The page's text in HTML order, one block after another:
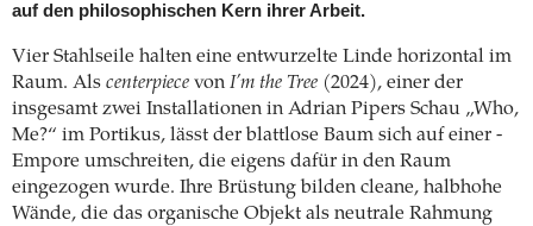
auf den philosophischen Kern ihrer Arbeit.
Vier Stahlseile halten eine entwurzelte Linde horizontal im
Raum. Als centerpiece von I’m the Tree (2024), einer der
insgesamt zwei Installationen in Adrian Pipers Schau „Who,
Me?“ im Portikus, lässt der blattlose Baum sich auf einer ­
Empore umschreiten, die eigens dafür in den Raum
eingezogen wurde. Ihre Brüstung bilden cleane, halbhohe
Wände, die das organische Objekt als neutrale Rahmung